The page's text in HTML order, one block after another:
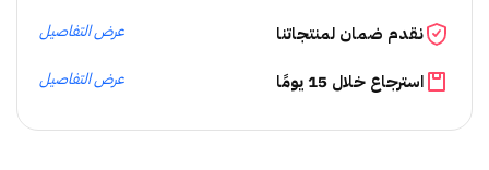
نقدم ضمان لمنتجاتنا عرض التفاصيل
استرجاع خلال 15 يومًا عرض التفاصيل